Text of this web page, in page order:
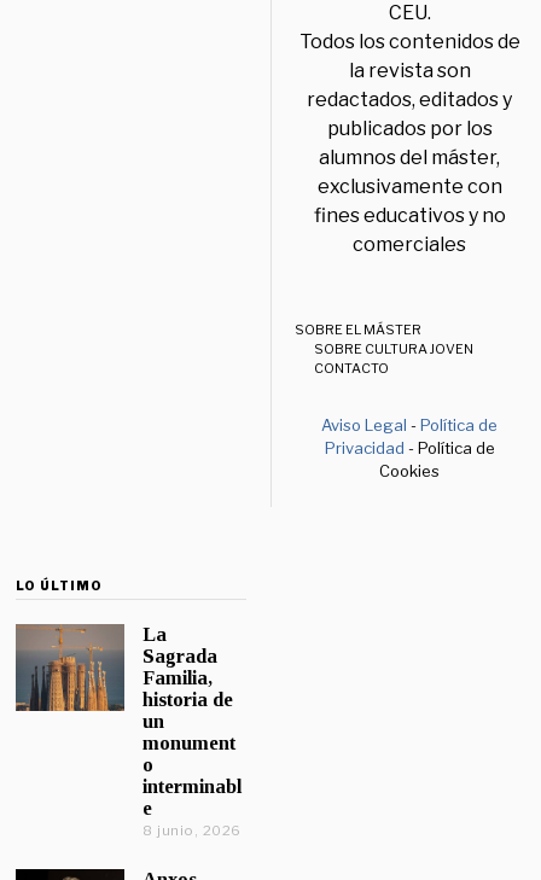
CEU.
Todos los contenidos de
la revista son
redactados, editados y
publicados por los
alumnos del máster,
exclusivamente con
fines educativos y no
comerciales
SOBRE EL MÁSTER
SOBRE CULTURA JOVEN
CONTACTO
Aviso Legal -Política de
Privacidad - Política de
Cookies
LO ÚLTIMO
La
Sagrada
Familia,
historia de
un
monument
o
interminabl
e
8 junio, 2026